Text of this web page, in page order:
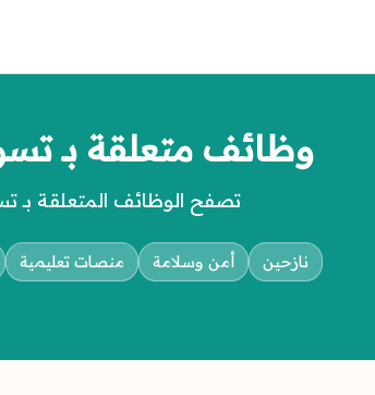
وظائف متعلقة بـ
تصفح الوظائف المتعلقة بـ
نازحين أمن وسلامة منصات تعليمية